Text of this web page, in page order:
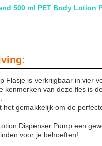
500 ml PET Body Lotion
Flasje is verkrijgbaar in vier
kenmerken van deze fles is
het gemakkelijk om de
Dispenser Pump een
voor je behoeften!